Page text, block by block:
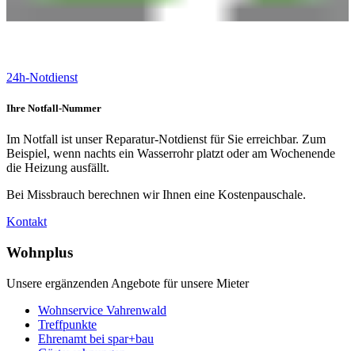
24h-Notdienst
Ihre Notfall-Nummer
Im Notfall ist unser Reparatur-Notdienst für Sie erreichbar. Zum
Beispiel, wenn nachts ein Wasserrohr platzt oder am Wochenende
die Heizung ausfällt.
Bei Missbrauch berechnen wir Ihnen eine Kostenpauschale.
Kontakt
Wohnplus
Unsere ergänzenden Angebote für unsere Mieter
Wohnservice Vahrenwald
Treffpunkte
Ehrenamt bei spar+bau